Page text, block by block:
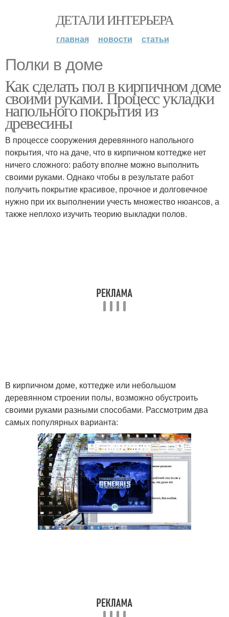
ДЕТАЛИ ИНТЕРЬЕРА
главная новости статьи
Полки в доме
Как сделать пол в кирпичном доме
своими руками. Процесс укладки
напольного покрытия из
древесины
В процессе сооружения деревянного напольного
покрытия, что на даче, что в кирпичном коттедже нет
ничего сложного: работу вполне можно выполнить
своими руками. Однако чтобы в результате работ
получить покрытие красивое, прочное и долговечное
нужно при их выполнении учесть множество нюансов, а
также неплохо изучить теорию выкладки полов.
В кирпичном доме, коттедже или небольшом
деревянном строении полы, возможно обустроить
своими руками разными способами. Рассмотрим два
самых популярных варианта: